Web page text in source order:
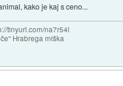
kako je kaj s ceno...
tinyurl.com/na7r54l
Hrabrega miška